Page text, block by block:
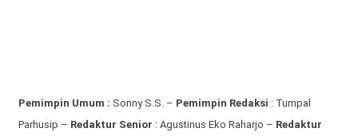
Pemimpin Umum : Sonny S.S. – Pemimpin Redaksi : Tumpal
Parhusip – Redaktur Senior : Agustinus Eko Raharjo – Redaktur